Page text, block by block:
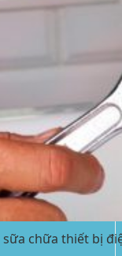
sữa chữa thiết bị